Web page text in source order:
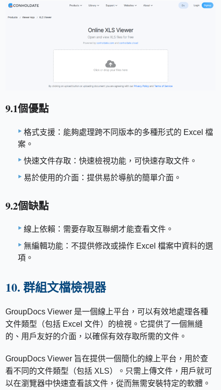
9.1個優點
格式支援：能夠處理跨不同版本的多種形式的 Excel 檔
案。
快速文件存取：快速檢視功能，可快速存取文件。
易於使用的介面：提供易於導航的簡單介面。
9.2個缺點
線上依賴：需要存取互聯網才能查看文件。
無編輯功能：不提供修改或操作 Excel 檔案中資料的選
項。
10. 群組文檔檢視器
GroupDocs Viewer 是一個線上平台，可以有效地處理各種
文件類型（包括 Excel 文件）的檢視。它提供了一個無縫
的、用戶友好的介面，以確保有效存取所需的文件。
GroupDocs Viewer 旨在提供一個簡化的線上平台，用於查
看不同的文件類型（包括 XLS）。只需上傳文件，用戶就可
以在瀏覽器中快速查看該文件，從而無需安裝特定的軟體。